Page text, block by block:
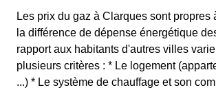
Les prix du gaz à Clarques sont propres
la différence de dépense énergétique
rapport aux habitants d'autres villes
plusieurs critères : * Le logement
...) * Le système de chauffage et son